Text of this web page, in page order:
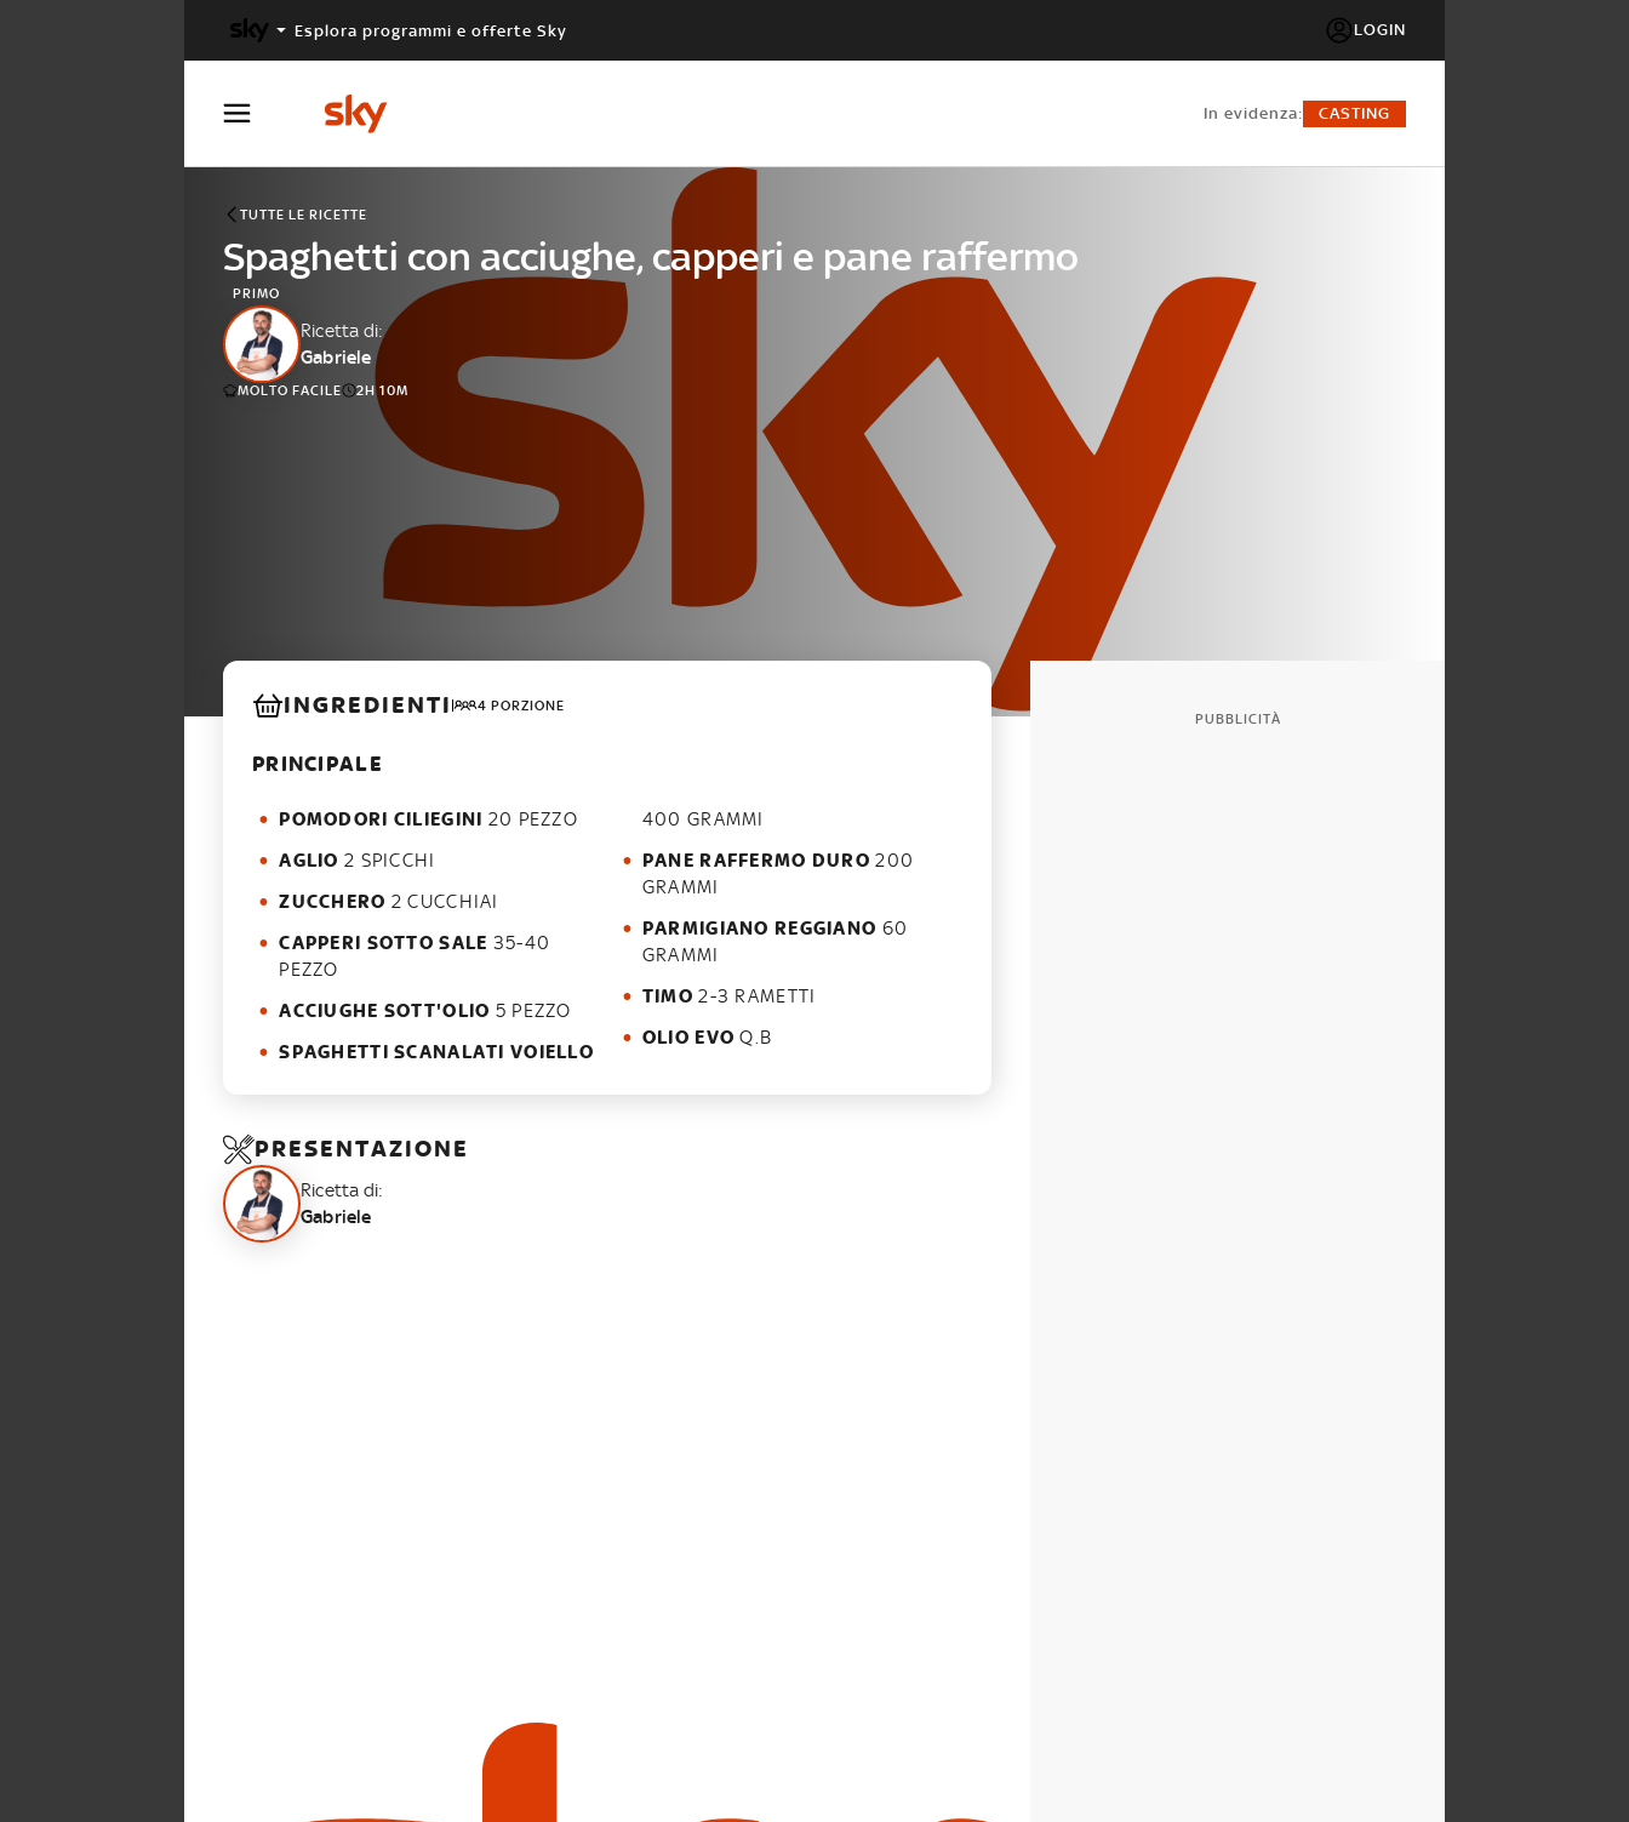
Esplora programmi e offerte Sky LOGIN
in evidenza: CASTING
TUTTE LE RICETTE
Spaghetti con acciughe, capperi e pane raffermo
PRIMO
Ricetta di:
Gabriele
MOLTO FACILE 2H 10M
INGREDIENTI 4 PORZIONE
PRINCIPALE
POMODORI CILIEGINI 20 PEZZO
AGLIO 2 SPICCHI
ZUCCHERO 2 CUCCHIAI
CAPPERI SOTTO SALE 35-40
PEZZO
ACCIUGHE SOTT'OLIO 5 PEZZO
SPAGHETTI SCANALATI VOIELLO
400 GRAMMI
PANE RAFFERMO DURO 200
GRAMMI
PARMIGIANO REGGIANO 60
GRAMMI
TIMO 2-3 RAMETTI
OLIO EVO Q.B
PRESENTAZIONE
Ricetta di:
Gabriele
PUBBLICITÀ